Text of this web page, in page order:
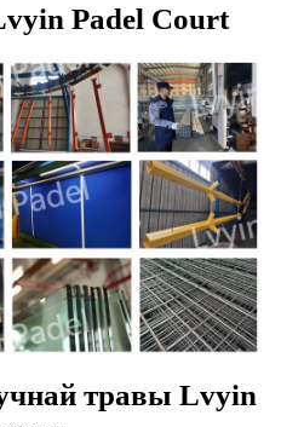
Padel Court
травы Lvyin